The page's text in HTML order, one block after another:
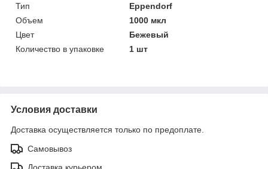
Тип
Eppendorf
Объем
1000 мкл
Цвет
Бежевый
Количество в упаковке
1 шт
Условия доставки
Доставка осуществляется только по предоплате.
Самовывоз
Доставка курьером